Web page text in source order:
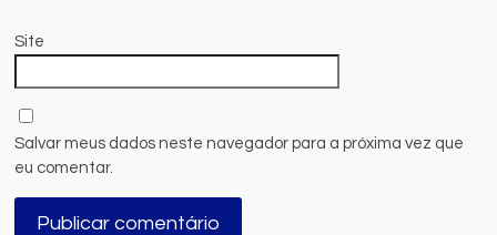
Site
Salvar meus dados neste navegador para a próxima vez que
eu comentar.